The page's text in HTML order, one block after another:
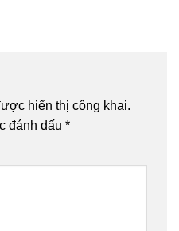
hiển thị công khai.
đánh dấu *